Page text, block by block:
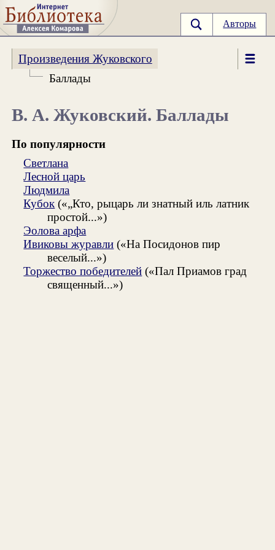
Авторы
Произведения Жуковского
Баллады
В. А. Жуковский. Баллады
По популярности
Светлана
Лесной царь
Людмила
Кубок («„Кто, рыцарь ли знатный иль латник
простой...»)
Эолова арфа
Ивиковы журавли («На Посидонов пир
веселый...»)
Торжество победителей («Пал Приамов град
священный...»)